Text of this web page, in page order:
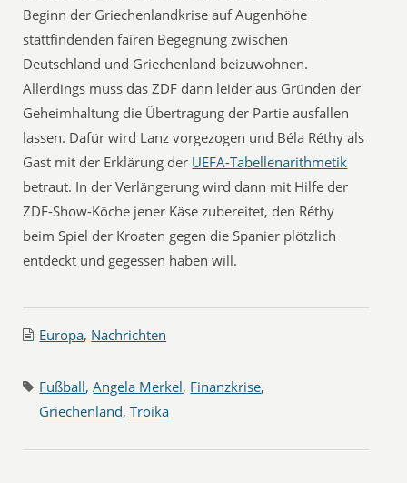
Beginn der Griechenlandkrise auf Augenhöhe
stattfindenden fairen Begegnung zwischen
Deutschland und Griechenland beizuwohnen.
Allerdings muss das ZDF dann leider aus Gründen der
Geheimhaltung die Übertragung der Partie ausfallen
lassen. Dafür wird Lanz vorgezogen und Béla Réthy als
Gast mit der Erklärung der UEFA-Tabellenarithmetik
betraut. In der Verlängerung wird dann mit Hilfe der
ZDF-Show-Köche jener Käse zubereitet, den Réthy
beim Spiel der Kroaten gegen die Spanier plötzlich
entdeckt und gegessen haben will.
Europa, Nachrichten
Fußball,Angela Merkel, Finanzkrise,
Griechenland,Troika